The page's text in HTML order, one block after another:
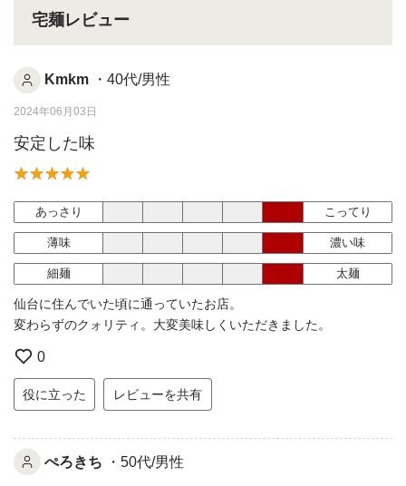
宅麺レビュー
Kmkm ・40代/男性
2024年06月03日
安定した味
あっさり こってり
薄味 濃い味
細麺 太麺
仙台に住んでいた頃に通っていたお店。
変わらずのクォリティ。大変美味しくいただきました。
0
役に立った レビューを共有
ぺろきち ・50代/男性